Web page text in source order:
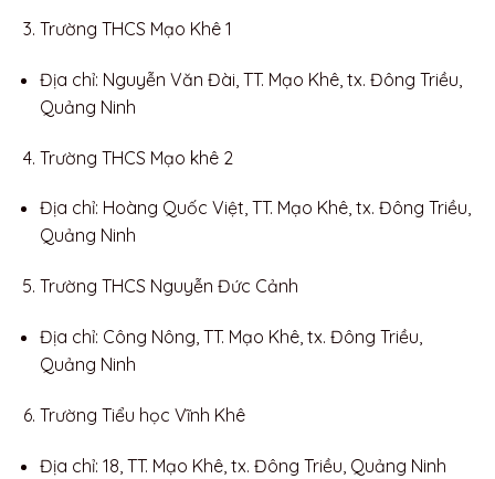
Trường THCS Mạo Khê 1
Địa chỉ: Nguyễn Văn Đài, TT. Mạo Khê, tx. Đông Triều,
Quảng Ninh
Trường THCS Mạo khê 2
Địa chỉ: Hoàng Quốc Việt, TT. Mạo Khê, tx. Đông Triều,
Quảng Ninh
Trường THCS Nguyễn Đức Cảnh
Địa chỉ: Công Nông, TT. Mạo Khê, tx. Đông Triều,
Quảng Ninh
Trường Tiểu học Vĩnh Khê
Địa chỉ: 18, TT. Mạo Khê, tx. Đông Triều, Quảng Ninh